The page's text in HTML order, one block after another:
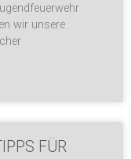
wir unsere
FÜR